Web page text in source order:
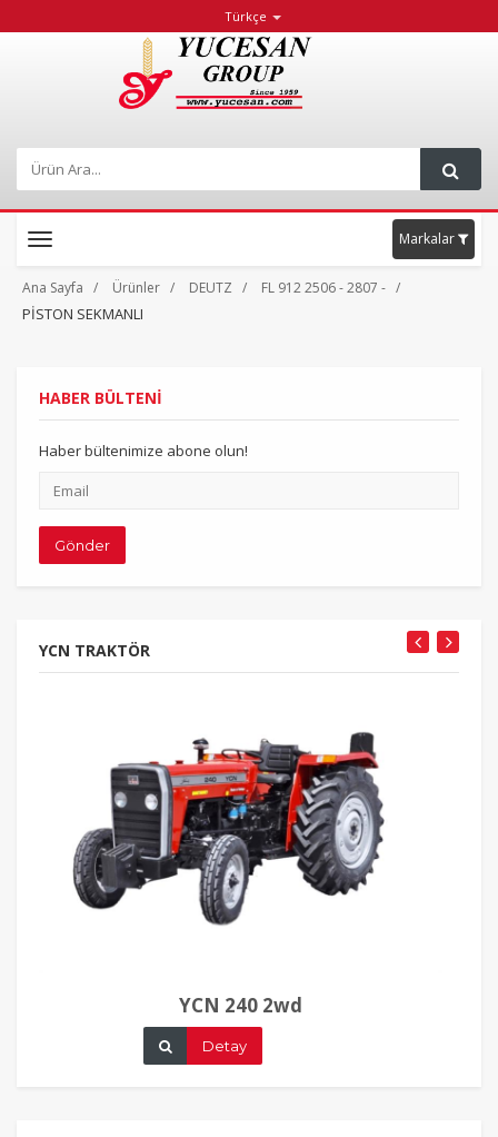
Türkçe
Toggle
Markalar
Ana Sayfa Ürünler DEUTZ FL 912 2506 - 2807 -
PİSTON SEKMANLI
HABER BÜLTENİ
Haber bültenimize abone olun!
adresiniz
Gönder
YCN TRAKTÖR
YCN 240 2wd
Detay